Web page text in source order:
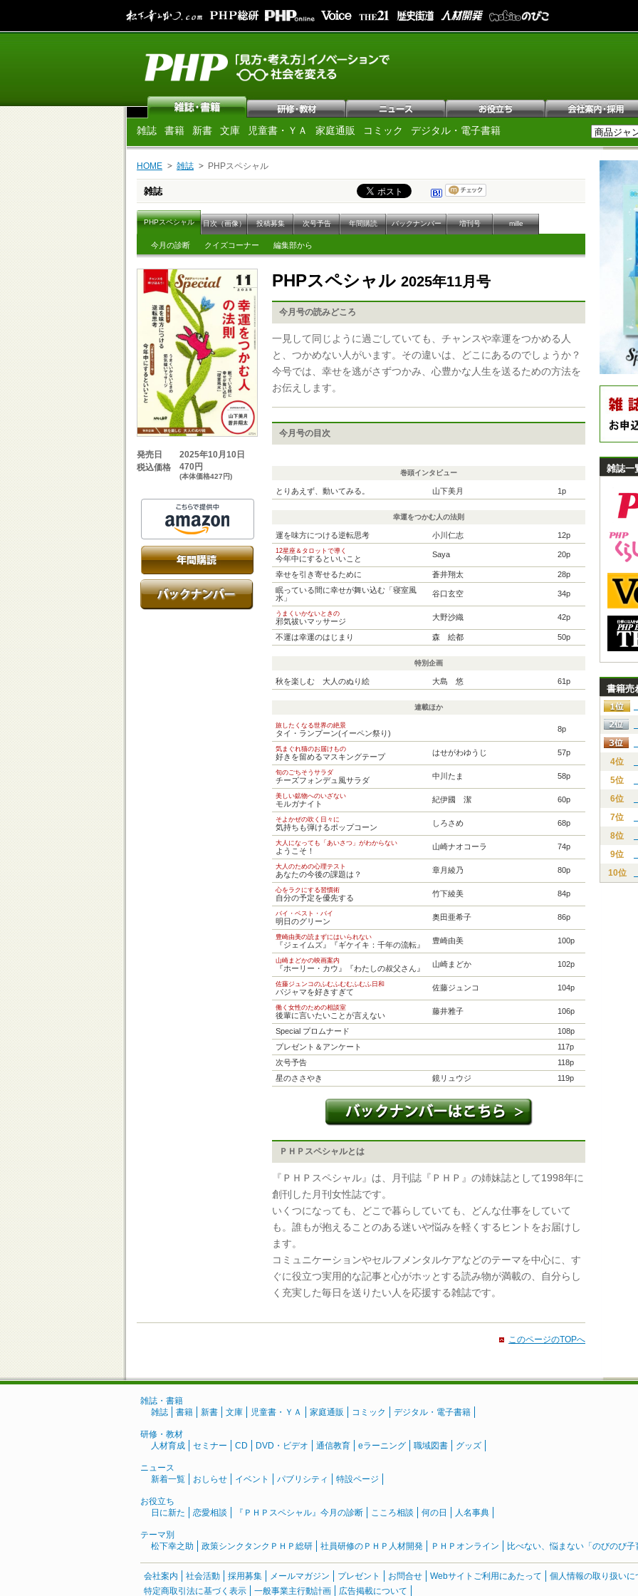
雑誌 書籍 新書 文庫 児童書・ＹＡ 家庭通販 コミック デジタル・電子書籍
HOME 雑誌 PHPスペシャル
雑誌
PHPスペシャル 目次（画像） 投稿募集 次号予告 年間購読 バックナンバー 増刊号 mille
今月の診断 クイズコーナー 編集部から
発売日
2025年10月10日
税込価格
470円
(本体価格427円)
PHPスペシャル 2025年11月号
今月号の読みどころ
一見して同じように過ごしていても、チャンスや幸運をつかめる人
と、つかめない人がいます。その違いは、どこにあるのでしょうか？
今号では、幸せを逃がさずつかみ、心豊かな人生を送るための方法を
お伝えします。
今月号の目次
巻頭インタビュー
とりあえず、動いてみる。 山下美月 1p
幸運をつかむ人の法則
運を味方につける逆転思考 小川仁志 12p
12星座＆タロットで導く
今年中にするといいこと Saya 20p
幸せを引き寄せるために 蒼井翔太
28p
眠っている間に幸せが舞い込む「寝室風
水」
谷口玄空 34p
うまくいかないときの
邪気祓いマッサージ 大野沙織 42p
不運は幸運のはじまり 森 絵都 50p
特別企画
秋を楽しむ 大人のぬり絵 大島 悠 61p
連載ほか
旅したくなる世界の絶景
タイ・ランプーン(イーペン祭り) 8p
気まぐれ猫のお届けもの
好きを留めるマスキングテープ はせがわゆうじ 57p
旬のごちそうサラダ
チーズフォンデュ風サラダ 中川たま 58p
美しい鉱物へのいざない
モルガナイト 紀伊國 潔 60p
そよかぜの吹く日々に
気持ちも弾けるポップコーン しろさめ 68p
大人になっても「あいさつ」がわからない
ようこそ！ 山崎ナオコーラ 74p
大人のための心理テスト
あなたの今後の課題は？ 章月綾乃 80p
心をラクにする習慣術
自分の予定を優先する 竹下綾美 84p
バイ・ベスト・バイ
明日のグリーン 奥田亜希子 86p
豊崎由美の読まずにはいられない
『ジェイムズ』『ギケイキ：千年の流転』 豊崎由美 100p
山崎まどかの映画案内
『ホーリー・カウ』『わたしの叔父さん』 山崎まどか 102p
佐藤ジュンコのふむふむむふむふ日和
パジャマを好きすぎて 佐藤ジュンコ 104p
働く女性のための相談室
後輩に言いたいことが言えない 藤井雅子 106p
Special プロムナード
108p
プレゼント＆アンケート
117p
次号予告
118p
星のささやき
鏡リュウジ 119p
ＰＨＰスペシャルとは
『ＰＨＰスペシャル』は、月刊誌『ＰＨＰ』の姉妹誌として1998年に
創刊した月刊女性誌です。
いくつになっても、どこで暮らしていても、どんな仕事をしていて
も。誰もが抱えることのある迷いや悩みを軽くするヒントをお届けし
ます。
コミュニケーションやセルフメンタルケアなどのテーマを中心に、す
ぐに役立つ実用的な記事と心がホッとする読み物が満載の、自分らし
く充実した毎日を送りたい人を応援する雑誌です。
このページのTOPへ
雑誌一
書籍売
4位
5位
6位
7位
8位
9位
10位
雑誌・書籍
雑誌
書籍 新書 文庫 児童書・ＹＡ 家庭通販 コミック デジタル・電子書籍
研修・教材
人材育成
セミナー CD DVD・ビデオ 通信教育 eラーニング 職域図書 グッズ
ニュース
新着一覧
おしらせ イベント パブリシティ 特設ページ
お役立ち
日に新た
恋愛相談 『ＰＨＰスペシャル』今月の診断 こころ相談 何の日 人名事典
テーマ別
松下幸之助
政策シンクタンクＰＨＰ総研 社員研修のＰＨＰ人材開発 ＰＨＰオンライン 比べない、悩まない「のびのび
会社案内 社会活動 採用募集 メールマガジン プレゼント お問合せ Webサイトご利用にあたって
個人情報の取り扱いに
特定商取引法に基づく表示
一般事業主行動計画 広告掲載について